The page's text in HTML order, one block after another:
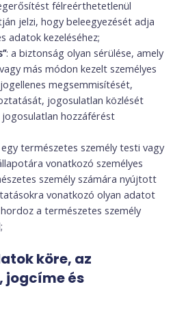
félreérthetetlenül
jelzi, hogy beleegyezését adja
adatok kezeléséhez;
: a biztonság olyan sérülése, amely
más módon kezelt személyes
megsemmisítését,
jogosulatlan közlését
hozzáférést
természetes személy testi vagy
vonatkozó személyes
személy számára nyújtott
vonatkozó olyan adatot
a természetes személy
köre, az
jogcíme és